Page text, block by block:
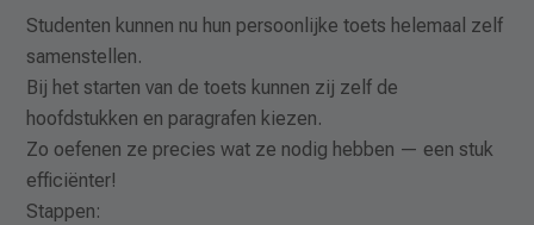
Studenten kunnen nu hun persoonlijke toets helemaal zelf
samenstellen.
Bij het starten van de toets kunnen zij zelf de
hoofdstukken en paragrafen kiezen.
Zo oefenen ze precies wat ze nodig hebben — een stuk
efficiënter!
Stappen: